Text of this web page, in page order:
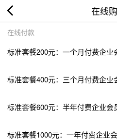
在线
在线付款
标准套餐200元：一个月付费企业
标准套餐400元：三个月付费企业
标准套餐600元：半年付费企业会
标准套餐1000元：一年付费企业